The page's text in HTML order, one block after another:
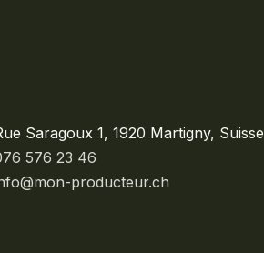
Saragoux 1, 1920 Martigny, Suisse
576 23 46
producteur.ch